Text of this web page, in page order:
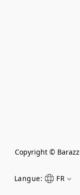
Copyright ©
Langue:
FR